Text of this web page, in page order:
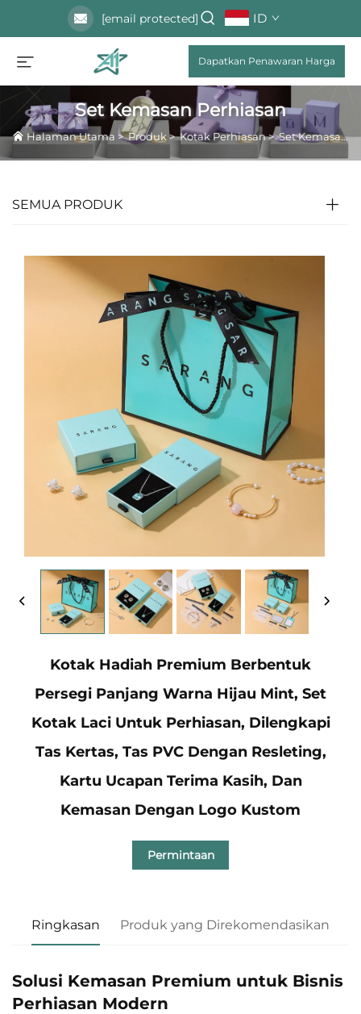
[email protected] ID
Dapatkan Penawaran Harga
Set Kemasan Perhiasan
Halaman Utama >Produk>Kotak Perhiasan>Set Kemasan Perhiasan
SEMUA PRODUK
Kotak Hadiah Premium Berbentuk
Persegi Panjang Warna Hijau Mint, Set
Kotak Laci Untuk Perhiasan, Dilengkapi
Tas Kertas, Tas PVC Dengan Resleting,
Kartu Ucapan Terima Kasih, Dan
Kemasan Dengan Logo Kustom
Permintaan
Ringkasan Produk yang Direkomendasikan
Solusi Kemasan Premium untuk Bisnis
Perhiasan Modern